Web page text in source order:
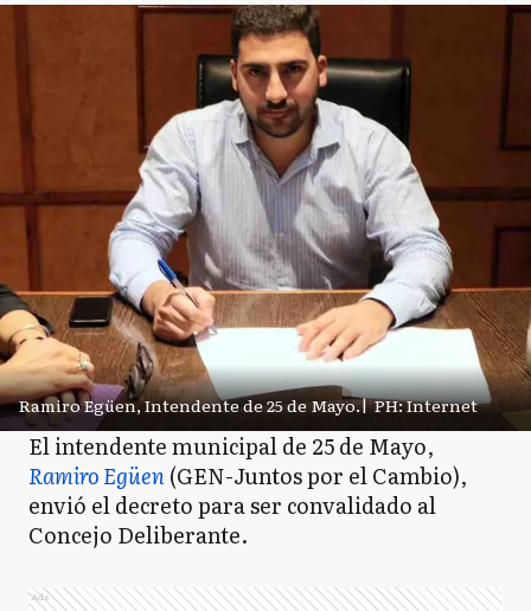
Ramiro Egüen, Intendente de 25 de Mayo.| PH: Internet
El intendente municipal de 25 de Mayo,
Ramiro Egüen(GEN-Juntos por el Cambio),
envió el decreto para ser convalidado al
Concejo Deliberante.
Ads